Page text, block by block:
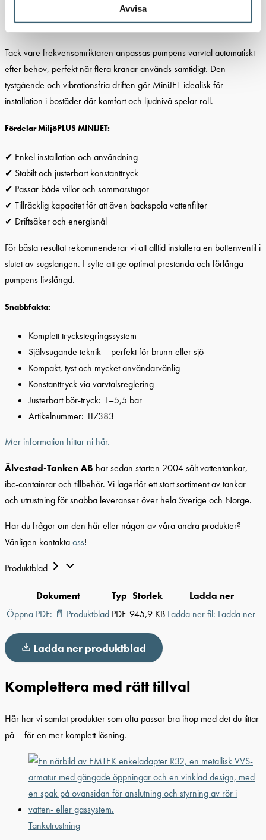
Avvisa
Enkel inställning av bör-tryck (justerbart mellan 1–5,5 bar)
Tack vare frekvensomriktaren anpassas pumpens varvtal automatiskt
efter behov, perfekt när flera kranar används samtidigt. Den
tystgående och vibrationsfria driften gör MiniJET idealisk för
installation i bostäder där komfort och ljudnivå spelar roll.
FördelarMiljöPLUS MINIJET:
✔ Enkel installation och användning
✔ Stabilt och justerbart konstanttryck
✔ Passar både villor och sommarstugor
✔ Tillräcklig kapacitet för att även backspola vattenfilter
✔ Driftsäker och energisnål
För bästa resultat rekommenderar vi att alltid installera en bottenventil i
slutet av sugslangen. I syfte att ge optimal prestanda och förlänga
pumpens livslängd.
Snabbfakta:
Komplett tryckstegringssystem
Självsugande teknik – perfekt för brunn eller sjö
Kompakt, tyst och mycket användarvänlig
Konstanttryck via varvtalsreglering
Justerbart bör-tryck: 1–5,5 bar
Artikelnummer: 117383
Mer information hittar ni här.
Älvestad-Tanken AB har sedan starten 2004 sålt vattentankar,
ibc-containrar och tillbehör. Vi lagerför ett stort sortiment av tankar
och utrustning för snabba leveranser över hela Sverige och Norge.
Har du frågor om den här eller någon av våra andra produkter?
Vänligen kontaktaoss!
Produktblad
Dokument Typ Storlek
Ladda ner
Öppna PDF: 📄 Produktblad PDF 945,9 KB Ladda ner fil: Ladda ner
Ladda ner produktblad
Komplettera med rätt tillval
Här har vi samlat produkter som ofta passar bra ihop med det du tittar
på – för en mer komplett lösning.
Tankutrustning